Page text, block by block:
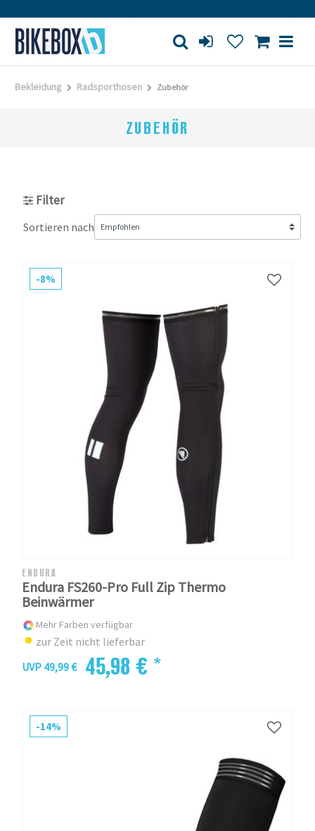
Bekleidung Radsporthosen Zubehör
ZUBEHÖR
Filter
Sortieren nach
-8%
ENDURA
Endura FS260-Pro Full Zip Thermo
Beinwärmer
Mehr Farben verfügbar
zur Zeit nicht lieferbar
UVP 49,99 €
45,98 € *
-14%